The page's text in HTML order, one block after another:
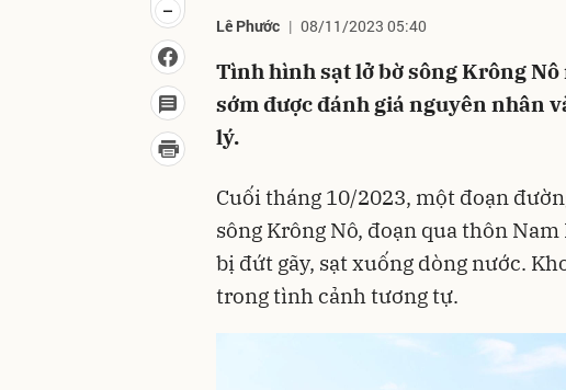
Lê Phước 08/11/2023 05:40
Tình hình sạt lở bờ sông Krông
sớm được đánh giá nguyên nhân
lý.
Cuối tháng 10/2023, một đoạn
sông Krông Nô, đoạn qua thôn
bị đứt gãy, sạt xuống dòng nước.
trong tình cảnh tương tự.